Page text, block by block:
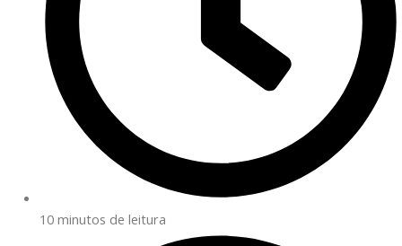
10 minutos de leitura